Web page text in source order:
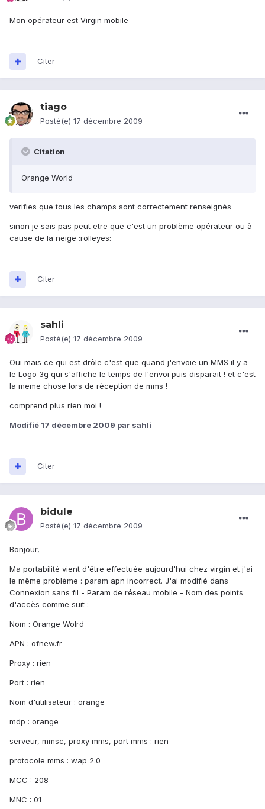
Mon opérateur est Virgin mobile
Citer
tiago
Posté(e) 17 décembre 2009
Citation
Orange World
verifies que tous les champs sont correctement renseignés
sinon je sais pas peut etre que c'est un problème opérateur ou à
cause de la neige :rolleyes:
Citer
sahli
Posté(e) 17 décembre 2009
Oui mais ce qui est drôle c'est que quand j'envoie un MMS il y a
le Logo 3g qui s'affiche le temps de l'envoi puis disparait ! et c'est
la meme chose lors de réception de mms !
comprend plus rien moi !
Modifié 17 décembre 2009 par sahli
Citer
bidule
Posté(e) 17 décembre 2009
Bonjour,
Ma portabilité vient d'être effectuée aujourd'hui chez virgin et j'ai
le même problème : param apn incorrect. J'ai modifié dans
Connexion sans fil - Param de réseau mobile - Nom des points
d'accès comme suit :
Nom : Orange Wolrd
APN : ofnew.fr
Proxy : rien
Port : rien
Nom d'utilisateur : orange
mdp : orange
serveur, mmsc, proxy mms, port mms : rien
protocole mms : wap 2.0
MCC : 208
MNC : 01